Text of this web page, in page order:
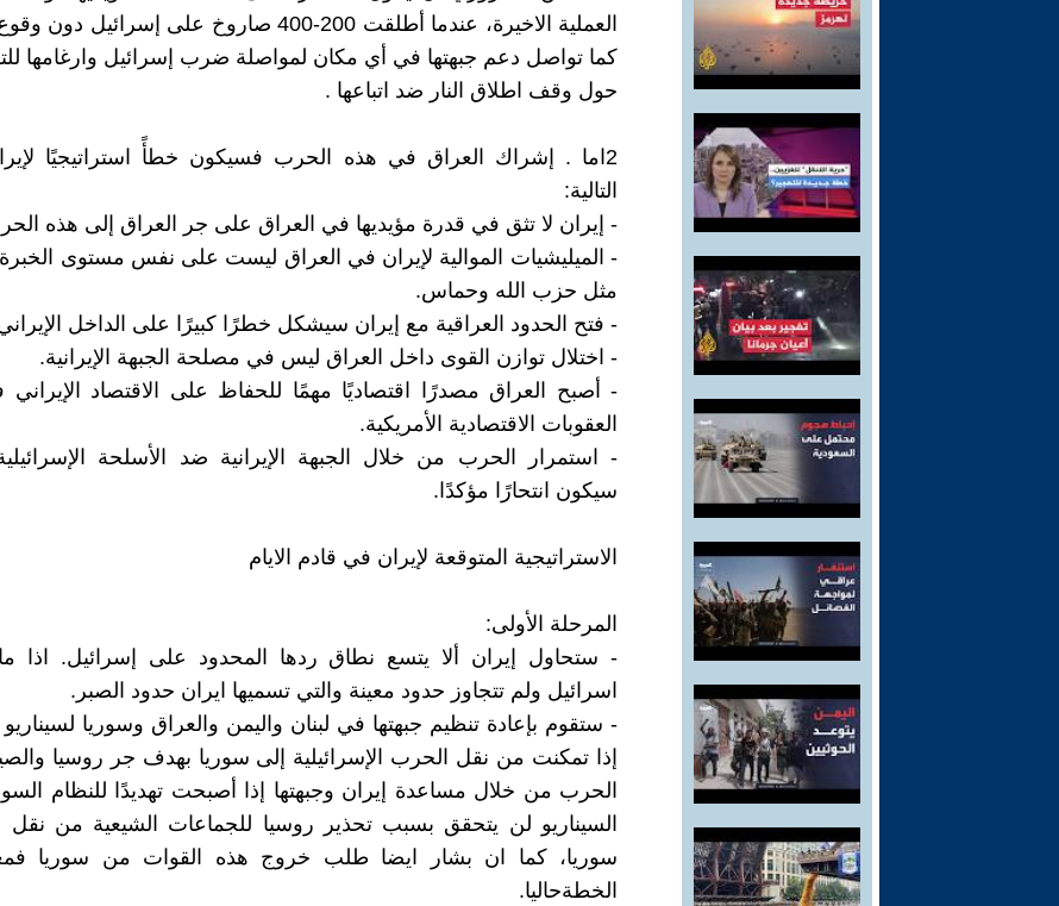
العملية الاخيرة، عندما أطلقت 200-400 صاروخ على
كما تواصل دعم جبهتها في أي مكان لمواصلة ضرب إسرائيل وارغامها
حول وقف اطلاق النار ضد اتباعها .
2اما . إشراك العراق في هذه الحرب فسيكون خطأً استراتيجيًا
التالية:
- إيران لا تثق في قدرة مؤيديها في العراق على جر العراق إلى هذه
- الميليشيات الموالية لإيران في العراق ليست على نفس مستوى الخبرة
مثل حزب الله وحماس.
- فتح الحدود العراقية مع إيران سيشكل خطرًا كبيرًا على الداخل
- اختلال توازن القوى داخل العراق ليس في مصلحة الجبهة الإيرانية.
- أصبح العراق مصدرًا اقتصاديًا مهمًا للحفاظ على الاقتصاد
العقوبات الاقتصادية الأمريكية.
- استمرار الحرب من خلال الجبهة الإيرانية ضد الأسلحة
سيكون انتحارًا مؤكدًا.
الاستراتيجية المتوقعة لإيران في قادم الايام
المرحلة الأولى:
- ستحاول إيران ألا يتسع نطاق ردها المحدود على إسرائيل. اذا ما
اسرائيل ولم تتجاوز حدود معينة والتي تسميها ايران حدود الصبر.
- ستقوم بإعادة تنظيم جبهتها في لبنان واليمن والعراق وسوريا
إذا تمكنت من نقل الحرب الإسرائيلية إلى سوريا بهدف جر روسيا
الحرب من خلال مساعدة إيران وجبهتها إذا أصبحت تهديدًا للنظام
السيناريو لن يتحقق بسبب تحذير روسيا للجماعات الشيعية من
سوريا، كما ان بشار ايضا طلب خروج هذه القوات من سوريا
الخطةحاليا.